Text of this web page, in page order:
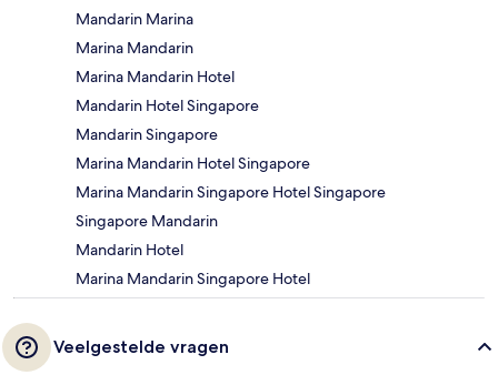
Mandarin Marina
Marina Mandarin
Marina Mandarin Hotel
Mandarin Hotel Singapore
Mandarin Singapore
Marina Mandarin Hotel Singapore
Marina Mandarin Singapore Hotel Singapore
Singapore Mandarin
Mandarin Hotel
Marina Mandarin Singapore Hotel
Veelgestelde vragen